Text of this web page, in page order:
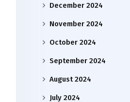
December 2024
November 2024
October 2024
September 2024
August 2024
July 2024